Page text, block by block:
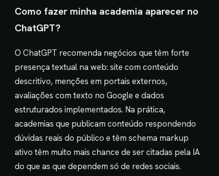
Como fazer minha academia aparecer no
ChatGPT?
O ChatGPT recomenda negócios que têm forte
presença textual na web: site com conteúdo
descritivo, menções em portais externos,
avaliações com texto no Google e dados
estruturados implementados. Na prática,
academias que publicam conteúdo respondendo
dúvidas reais do público e têm schema markup
ativo têm muito mais chance de ser citadas pela IA
do que as que dependem só de redes sociais.